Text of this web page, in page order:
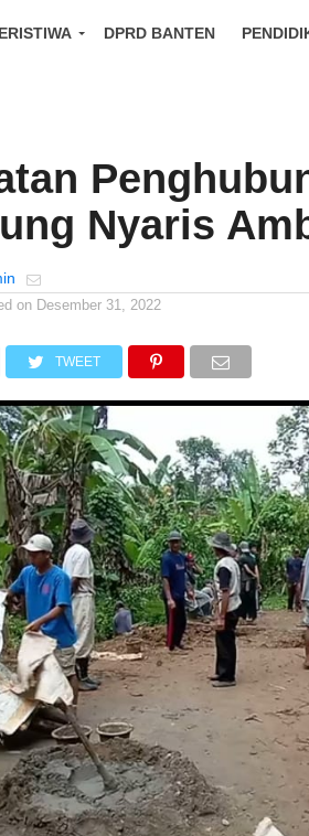
DPRD BANTEN
Nyaris
on Desember 31, 2022
TWEET